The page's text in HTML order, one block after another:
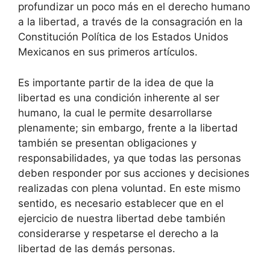
profundizar un poco más en el derecho humano
a la libertad, a través de la consagración en la
Constitución Política de los Estados Unidos
Mexicanos en sus primeros artículos.
Es importante partir de la idea de que la
libertad es una condición inherente al ser
humano, la cual le permite desarrollarse
plenamente; sin embargo, frente a la libertad
también se presentan obligaciones y
responsabilidades, ya que todas las personas
deben responder por sus acciones y decisiones
realizadas con plena voluntad. En este mismo
sentido, es necesario establecer que en el
ejercicio de nuestra libertad debe también
considerarse y respetarse el derecho a la
libertad de las demás personas.